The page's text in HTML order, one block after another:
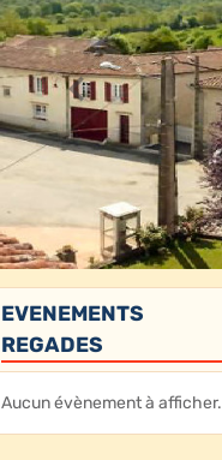
EVENEMENTS
REGADES
Aucun évènement à afficher.